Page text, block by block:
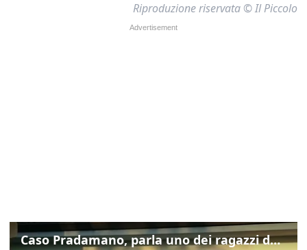
Riproduzione riservata © Il Piccolo
Caso Pradamano, parla uno dei ragazzi denunciati per la limonata: "Volevo anche aiutare i miei"